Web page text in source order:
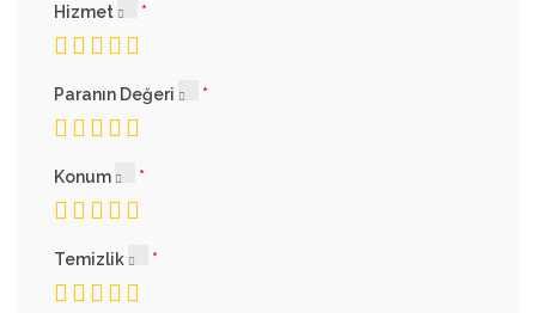
Hizmet
Paranın Değeri
Konum
Temizlik